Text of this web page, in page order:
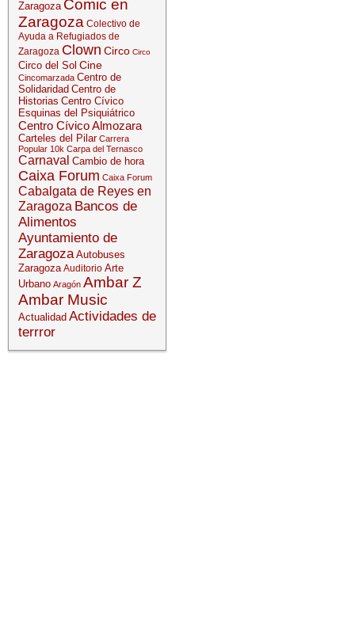
Zaragoza Comic en
Zaragoza Colectivo de
Ayuda a Refugiados de
Zaragoza Clown Circo Circo
Circo del Sol Cine
Cincomarzada Centro de
Solidaridad Centro de
Historias Centro Cívico
Esquinas del Psiquiátrico
Centro Cívico Almozara
Carteles del Pilar Carrera
Popular 10k Carpa del Ternasco
Carnaval Cambio de hora
Caixa Forum Caixa Forum
Cabalgata de Reyes en
Zaragoza Bancos de
Alimentos
Ayuntamiento de
Zaragoza Autobuses
Zaragoza Auditorio Arte
Urbano Aragón Ambar Z
Ambar Music
Actualidad Actividades de
terrror